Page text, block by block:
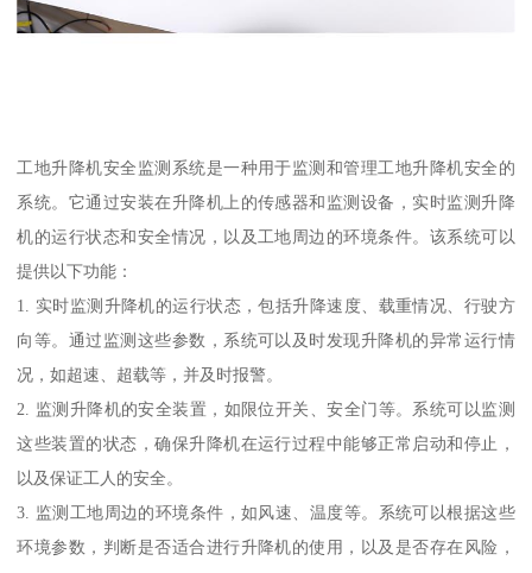
工地升降机安全监测系统是一种用于监测和管理工地升降机安全的
系统。它通过安装在升降机上的传感器和监测设备，实时监测升降
机的运行状态和安全情况，以及工地周边的环境条件。该系统可以
提供以下功能：
1. 实时监测升降机的运行状态，包括升降速度、载重情况、行驶方
向等。通过监测这些参数，系统可以及时发现升降机的异常运行情
况，如超速、超载等，并及时报警。
2. 监测升降机的安全装置，如限位开关、安全门等。系统可以监测
这些装置的状态，确保升降机在运行过程中能够正常启动和停止，
以及保证工人的安全。
3. 监测工地周边的环境条件，如风速、温度等。系统可以根据这些
环境参数，判断是否适合进行升降机的使用，以及是否存在风险，